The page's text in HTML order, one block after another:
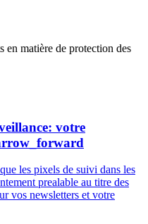
en matière de protection des
votre
les pixels de suivi dans les
prealable au titre des
vos newsletters et votre